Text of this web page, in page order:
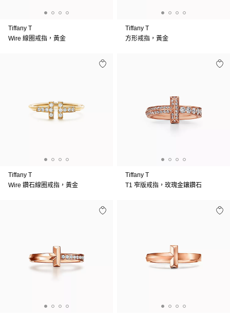
Tiffany T
Wire 線圈戒指，黃金
Tiffany T
方形戒指，黃金
Tiffany T
Wire 鑽石線圈戒指，黃金
Tiffany T
T1 窄版戒指，玫瑰金鑲鑽石